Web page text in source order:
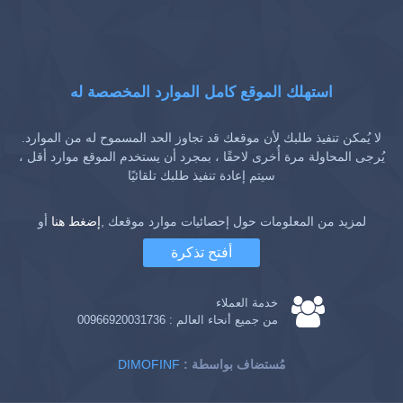
استهلك الموقع كامل الموارد المخصصة له
لا يُمكن تنفيذ طلبك لأن موقعك قد تجاوز الحد المسموح له من الموارد.
يُرجى المحاولة مرة أُخرى لاحقًا ، بمجرد أن يستخدم الموقع موارد أقل ،
سيتم إعادة تنفيذ طلبك تلقائيًا
لمزيد من المعلومات حول إحصائيات موارد موقعك ,إضغط هنا أو
أفتح تذكرة
خدمة العملاء
من جميع أنحاء العالم : 00966920031736
DIMOFINF : مُستضاف بواسطة